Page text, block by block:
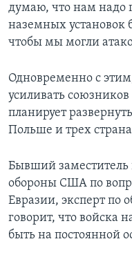
думаю, что нам надо
наземных установок
чтобы мы могли
Одновременно с
усиливать
планирует
Польше и трех
Бывший
обороны США по
Евразии, эксперт по
говорит, что войска
быть на постоянной